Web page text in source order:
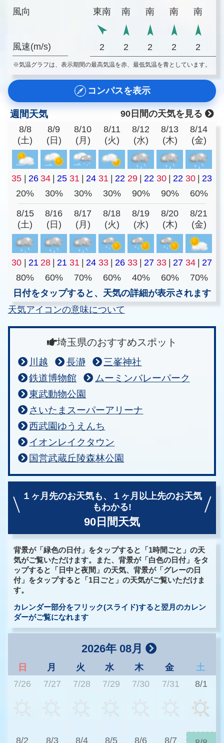
風向
風速(m/s)
東南
南 南 南 南
2 2 2 2 2
※気温グラフは、表示期間の最高気温を赤、最低気温を青としています。
コンパスを表示
週間天気
90日間の天気を見る
8/8
(土)
8/9
(日)
8/10
(月)
8/11
(火)
8/12
(水)
8/13
(木)
8/14
(金)
35 26 34 25 31 24 31 22 29 22 30 22 30
23
20%
30% 30% 30% 90% 90% 60%
8/15
(土)
8/16
(日)
8/17
(月)
8/18
(火)
8/19
(水)
8/20
(木)
8/21
(金)
30 21 28 21 31 24 33 26 33 27 33 27 34
27
80%
60% 70% 60% 40% 60%
70%
日付をタップすると、天気の詳細が表示されます
天気アイコンの意味について
埼玉県のおすすめスポット
川越 長瀞
三峯神社
鉄道博物館
ムーミンバレーパーク
東武動物公園
さいたまスーパーアリーナ
西武園ゆうえんち
イオンレイクタウン
国営武蔵丘陵森林公園
１ヶ月先のお天気も、
１ヶ月以上先のお天気
もわかる!
90日間天気
背景が「緑色の日付」をタップすると「1時間ごと」の天
気がご覧いただけます。また、背景が「白色の日付」をタ
ップすると「日中と夜間」の天気、背景が「グレーの日
付」をタップすると「1日ごと」の天気がご覧いただけま
す。
カレンダー部分をフリック(スライド)すると翌月のカレン
ダーがご覧になれます
2026年 08月
日 月 火 水 木 金
土
7/26
7/27 7/28 7/29 7/30 7/31 8/1
8/2 8/3 8/4 8/5 8/6 8/7